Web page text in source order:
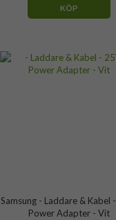
KÖP
Samsung - Laddare & Kabel
Power Adapter - Vit